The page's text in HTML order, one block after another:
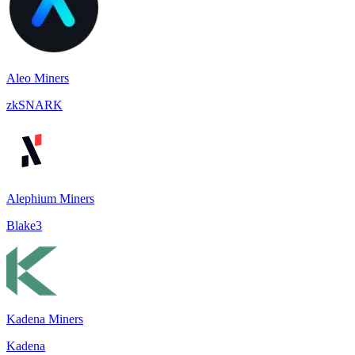
Aleo Miners
zkSNARK
Alephium Miners
Blake3
Kadena Miners
Kadena